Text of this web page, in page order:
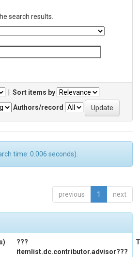
search results.
Sort items by
Authors/record
time: 0.006 seconds).
previous 1 next
???
itemlist.dc.contributor.advisor???